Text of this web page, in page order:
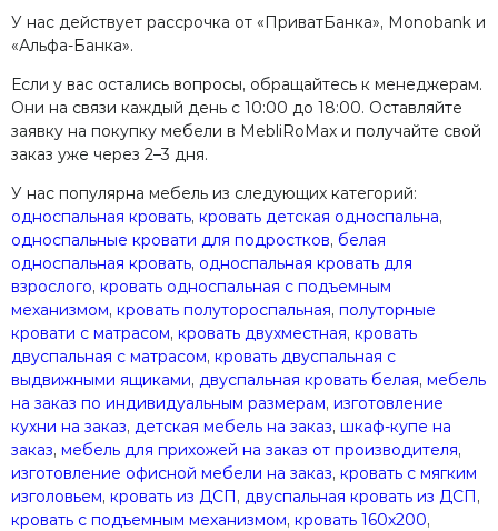
У нас действует рассрочка от «ПриватБанка», Monobank и
«Альфа-Банка».
Если у вас остались вопросы, обращайтесь к менеджерам.
Они на связи каждый день с 10:00 до 18:00. Оставляйте
заявку на покупку мебели в MebliRoMax и получайте свой
заказ уже через 2–3 дня.
У нас популярна мебель из следующих категорий:
односпальная кровать, кровать детская односпальна,
односпальные кровати для подростков, белая
односпальная кровать, односпальная кровать для
взрослого, кровать односпальная с подъемным
механизмом, кровать полутороспальная, полуторные
кровати с матрасом, кровать двухместная, кровать
двуспальная с матрасом, кровать двуспальная с
выдвижными ящиками, двуспальная кровать белая, мебель
на заказ по индивидуальным размерам, изготовление
кухни на заказ, детская мебель на заказ, шкаф-купе на
заказ, мебель для прихожей на заказ от производителя,
изготовление офисной мебели на заказ, кровать с мягким
изголовьем, кровать из ДСП, двуспальная кровать из ДСП,
кровать с подъемным механизмом, кровать 160х200,